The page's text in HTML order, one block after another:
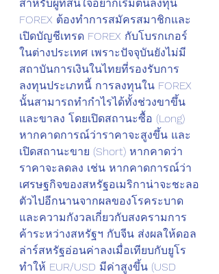
สำหรับผู้ที่สนใจอยากเริ่มต้นลงทุน
FOREX ต้องทำการสมัครสมาชิกและ
เปิดบัญชีเทรด FOREX กับโบรกเกอร์
ในต่างประเทศ เพราะปัจจุบันยังไม่มี
สถาบันการเงินในไทยที่รองรับการ
ลงทุนประเภทนี้ การลงทุนใน FOREX
นั้นสามารถทำกำไรได้ทั้งช่วงขาขึ้น
และขาลง โดยเปิดสถานะซื้อ (Long)
หากคาดการณ์ว่าราคาจะสูงขึ้น และ
เปิดสถานะขาย (Short) หากคาดว่า
ราคาจะลดลง เช่น หากคาดการณ์ว่า
เศรษฐกิจของสหรัฐอเมริกาน่าจะชะลอ
ตัวไปอีกนานจากผลของโรคระบาด
และความกังวลเกี่ยวกับสงครามการ
ค้าระหว่างสหรัฐฯ กับจีน ส่งผลให้ดอล
ล่าร์สหรัฐอ่อนค่าลงเมื่อเทียบกับยูโร
ทำให้ EUR/USD มีค่าสูงขึ้น (USD